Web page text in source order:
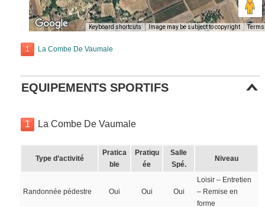
Keyboard shortcuts Image may be subject to copyright Terms
1 La Combe De Vaumale
EQUIPEMENTS SPORTIFS
1 La Combe De Vaumale
Type d’activité
Pratica
ble
Pratiqu
ée
Salle
Spé.
Niveau
Randonnée pédestre Oui Oui Oui
Loisir – Entretien
– Remise en
forme